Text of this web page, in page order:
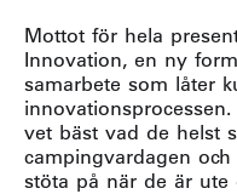
Mottot för hela
Innovation, en ny
samarbete som låter
vet bäst vad de helst
campingvardagen
stöta på när de är ute